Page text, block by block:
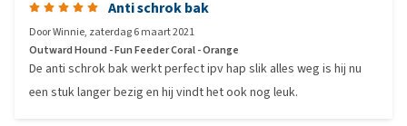
Anti schrok bak
DoorWinnie, zaterdag 6 maart 2021
Outward Hound - Fun Feeder Coral - Orange
De anti schrok bak werkt perfect ipv hap slik alles weg is hij nu
een stuk langer bezig en hij vindt het ook nog leuk.